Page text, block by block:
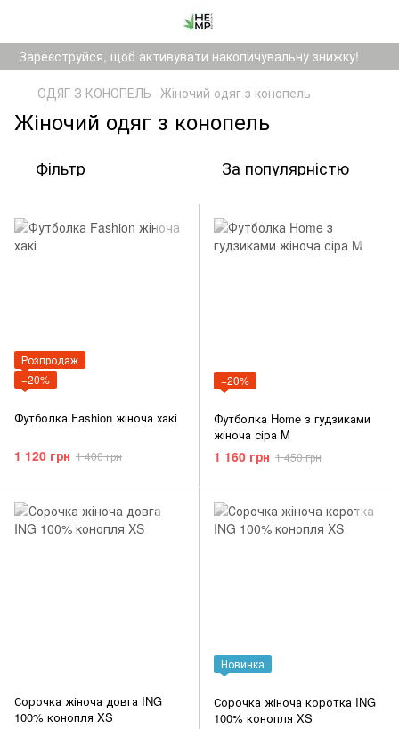
Зареєструйся, щоб активувати накопичувальну знижку!
ОДЯГ З КОНОПЕЛЬ Жіночий одяг з конопель
Жіночий одяг з конопель
Фільтр За популярністю
Розпродаж
−20%
Футболка Fashion жіноча хакі
1 120 грн 1 400 грн
−20%
Футболка Home з гудзиками
жіноча сіра M
1 160 грн 1 450 грн
Сорочка жіноча довга ING
100% конопля XS
Новинка
Сорочка жіноча коротка ING
100% конопля XS